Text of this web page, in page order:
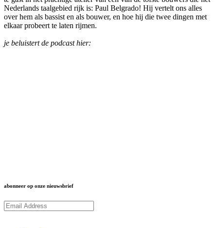
Nederlands taalgebied rijk is: Paul Belgrado! Hij vertelt ons alles
over hem als bassist en als bouwer, en hoe hij die twee dingen met
elkaar probeert te laten rijmen.
je beluistert de podcast hier:
abonneer op onze nieuwsbrief